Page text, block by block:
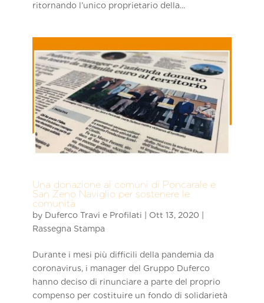
ritornando l’unico proprietario della...
Una donazione ai comuni di Poncarale e
San Zeno Naviglio per sostenere le
comunità
by Duferco Travi e Profilati Ott 13, 2020
Rassegna Stampa
Durante i mesi più difficili della pandemia da
coronavirus, i manager del Gruppo Duferco
hanno deciso di rinunciare a parte del proprio
compenso per costituire un fondo di solidarietà